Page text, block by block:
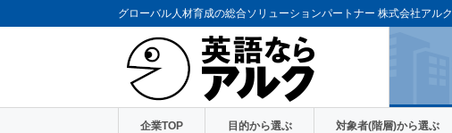
グローバル人材育成の総合ソリューションパートナー 株式会社アルク
企業TOP 目的から選ぶ 対象者(階層)から選ぶ